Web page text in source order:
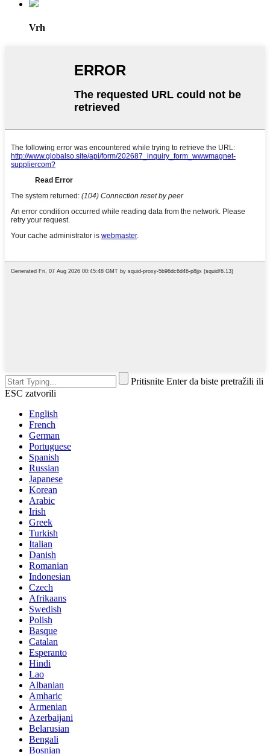
Vrh
Pritisnite Enter da biste pretražili ili
ESC zatvorili
English
French
German
Portuguese
Spanish
Russian
Japanese
Korean
Arabic
Irish
Greek
Turkish
Italian
Danish
Romanian
Indonesian
Czech
Afrikaans
Swedish
Polish
Basque
Catalan
Esperanto
Hindi
Lao
Albanian
Amharic
Armenian
Azerbaijani
Belarusian
Bengali
Bosnian